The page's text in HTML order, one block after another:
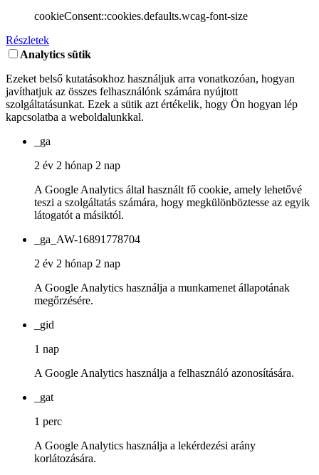
cookieConsent::cookies.defaults.wcag-font-size
Részletek
Analytics sütik
Ezeket belső kutatásokhoz használjuk arra vonatkozóan, hogyan
javíthatjuk az összes felhasználónk számára nyújtott
szolgáltatásunkat. Ezek a sütik azt értékelik, hogy Ön hogyan lép
kapcsolatba a weboldalunkkal.
_ga
2 év 2 hónap 2 nap
A Google Analytics által használt fő cookie, amely lehetővé
teszi a szolgáltatás számára, hogy megkülönböztesse az egyik
látogatót a másiktól.
_ga_AW-16891778704
2 év 2 hónap 2 nap
A Google Analytics használja a munkamenet állapotának
megőrzésére.
_gid
1 nap
A Google Analytics használja a felhasználó azonosítására.
_gat
1 perc
A Google Analytics használja a lekérdezési arány
korlátozására.